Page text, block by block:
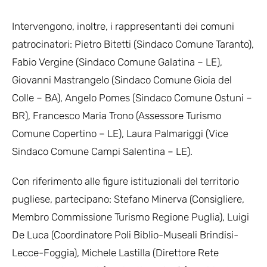
Intervengono, inoltre, i rappresentanti dei comuni
patrocinatori: Pietro Bitetti (Sindaco Comune Taranto),
Fabio Vergine (Sindaco Comune Galatina – LE),
Giovanni Mastrangelo (Sindaco Comune Gioia del
Colle – BA), Angelo Pomes (Sindaco Comune Ostuni –
BR), Francesco Maria Trono (Assessore Turismo
Comune Copertino – LE), Laura Palmariggi (Vice
Sindaco Comune Campi Salentina – LE).
Con riferimento alle figure istituzionali del territorio
pugliese, partecipano: Stefano Minerva (Consigliere,
Membro Commissione Turismo Regione Puglia), Luigi
De Luca (Coordinatore Poli Biblio-Museali Brindisi-
Lecce-Foggia), Michele Lastilla (Direttore Rete